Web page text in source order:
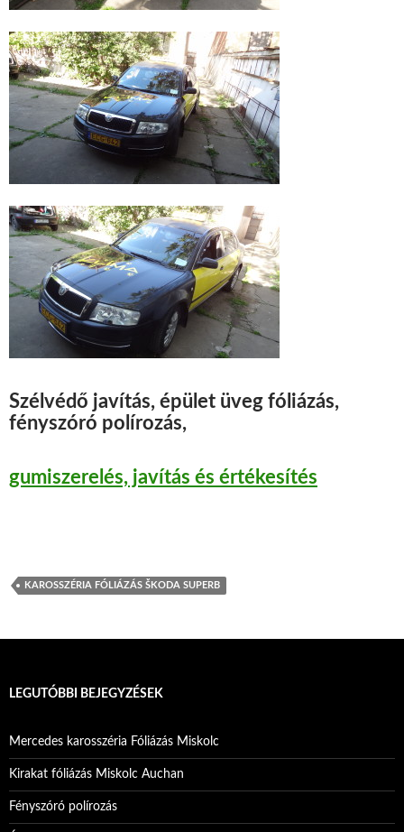
Szélvédő javítás, épület üveg fóliázás,
fényszóró polírozás,
gumiszerelés, javítás és értékesítés
KAROSSZÉRIA FÓLIÁZÁS ŠKODA SUPERB
LEGUTÓBBI BEJEGYZÉSEK
Mercedes karosszéria Fóliázás Miskolc
Kirakat fóliázás Miskolc Auchan
Fényszóró polírozás